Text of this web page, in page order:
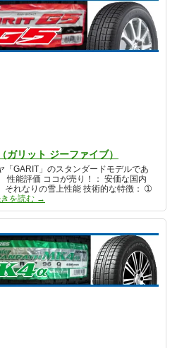
ガリット ジーファイブ）
「GARIT」のスタンダードモデルであ
性能評価 ココが売り！： 安価な国内
それなりの雪上性能 技術的な特徴： ➀
を読む 【型落ち】GARIT G5（ガリット ジ
→